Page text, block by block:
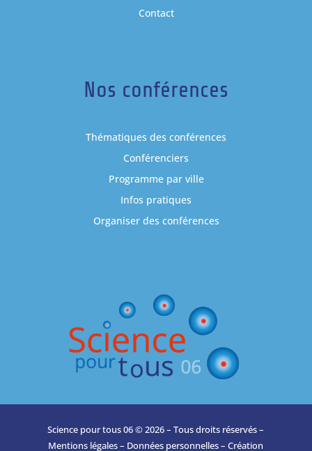
Contact
Nos conférences
Thématiques des conférences
Conférenciers
Programme par ville
Infos pratiques
Organiser des conférences
Science pour tous 06 © 2026 – Tous droits réservés –
Mentions légales– Données personnelles– Création